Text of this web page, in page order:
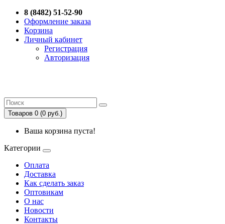
8 (8482) 51-52-90
Оформление заказа
Корзина
Личный кабинет
Регистрация
Авторизация
Товаров 0 (0 руб.)
Ваша корзина пуста!
Категории
Оплата
Доставка
Как сделать заказ
Оптовикам
О нас
Новости
Контакты